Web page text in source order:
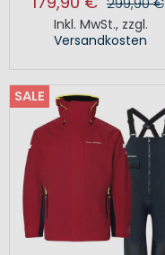
Inkl. MwSt., zzgl.
Versandkosten
SALE